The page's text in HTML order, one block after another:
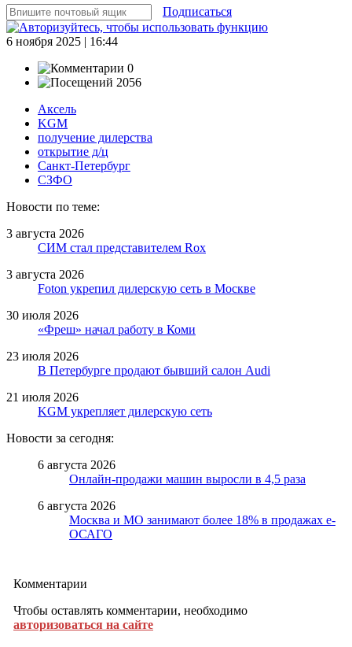
Подписаться
6 ноября 2025 | 16:44
0
2056
Аксель
KGM
получение дилерства
открытие д/ц
Санкт-Петербург
СЗФО
Новости по теме:
3 августа 2026
СИМ стал представителем Rox
3 августа 2026
Foton укрепил дилерскую сеть в Москве
30 июля 2026
«Фреш» начал работу в Коми
23 июля 2026
В Петербурге продают бывший салон Audi
21 июля 2026
KGM укрепляет дилерскую сеть
Новости за сегодня:
6 августа 2026
Онлайн-продажи машин выросли в 4,5 раза
6 августа 2026
Москва и МО занимают более 18% в продажах е-
ОСАГО
Комментарии
Чтобы оставлять комментарии, необходимо
авторизоваться на сайте